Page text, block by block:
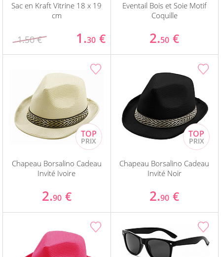
Sac en Kraft Vitrine 18 x 19
cm
1.50 € 1.30 €
Eventail Bois et Soie Motif
Coquille
2.50 €
Chapeau Borsalino Cadeau
Invité Ivoire
2.90 €
Chapeau Borsalino Cadeau
Invité Noir
2.90 €